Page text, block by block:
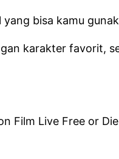
bisa kamu
karakter favorit,
Film Live Free or